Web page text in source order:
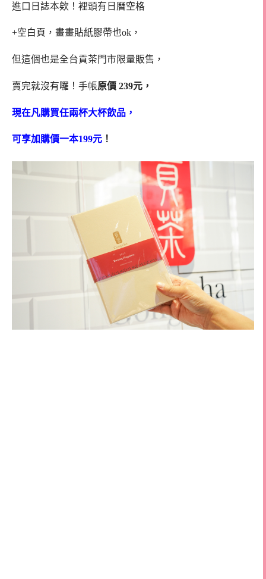
進口日誌本欸！裡頭有日曆空格
+空白頁，畫畫貼紙膠帶也ok，
但這個也是全台貢茶門市限量販售，
賣完就沒有囉！手帳原價 239元，
現在凡購買任兩杯大杯飲品，
可享加購價一本199元 ！